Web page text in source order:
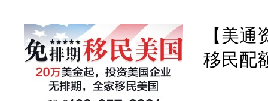
【美
移民配